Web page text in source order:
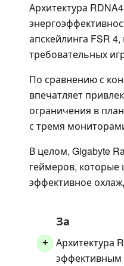
Архитектура
апскейлинга FSR
требовательных
По сравнению с
впечатляет
ограничения в
с тремя
В целом, Gigabyte
геймеров, которые
эффективное
За
+
Архитектура
эффективным